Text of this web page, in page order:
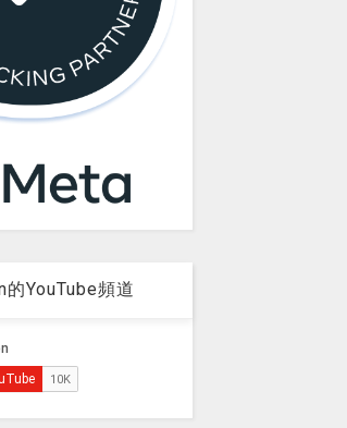
YouTube頻道